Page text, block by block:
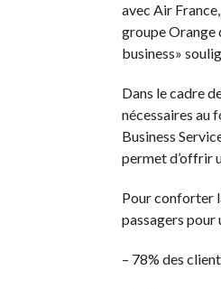
avec Air
groupe Orange
business»
Dans le cadre
nécessaires au
Business
permet d’offrir
Pour conforter
passagers pour
– 78% des